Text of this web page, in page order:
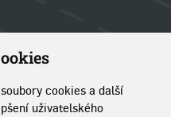
cookies a další
uživatelského